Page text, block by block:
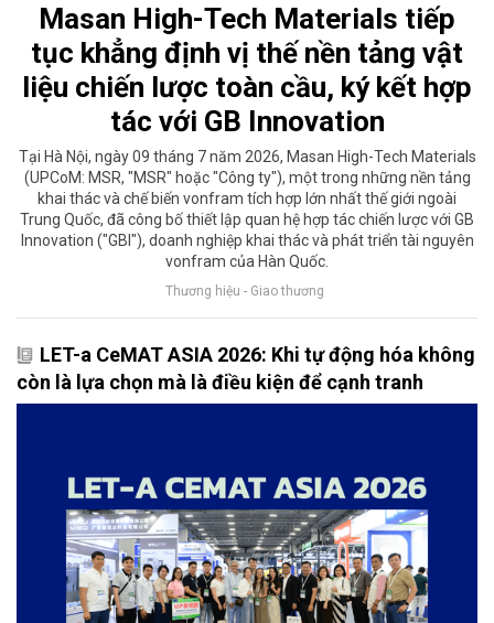
Masan High-Tech Materials tiếp
tục khẳng định vị thế nền tảng vật
liệu chiến lược toàn cầu, ký kết hợp
tác với GB Innovation
Tại Hà Nội, ngày 09 tháng 7 năm 2026, Masan High-Tech Materials
(UPCoM: MSR, "MSR" hoặc "Công ty"), một trong những nền tảng
khai thác và chế biến vonfram tích hợp lớn nhất thế giới ngoài
Trung Quốc, đã công bố thiết lập quan hệ hợp tác chiến lược với GB
Innovation ("GBI"), doanh nghiệp khai thác và phát triển tài nguyên
vonfram của Hàn Quốc.
Thương hiệu - Giao thương
LET-a CeMAT ASIA 2026: Khi tự động hóa không
còn là lựa chọn mà là điều kiện để cạnh tranh